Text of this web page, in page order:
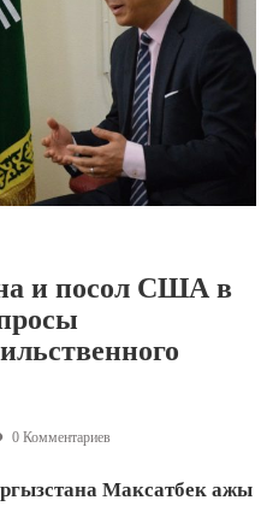
и посол США в
0 Комментариев
Максатбек ажы